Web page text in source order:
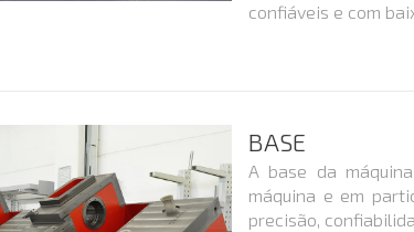
confiáveis e com
BASE
A base da
máquina e em
precisão,